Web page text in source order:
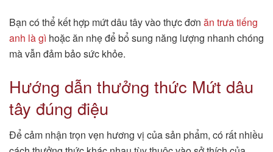
Bạn có thể kết hợp mứt dâu tây vào thực đơn ăn trưa tiếng
anh là gì hoặc ăn nhẹ để bổ sung năng lượng nhanh chóng
mà vẫn đảm bảo sức khỏe.
Hướng dẫn thưởng thức Mứt dâu
tây đúng điệu
Để cảm nhận trọn vẹn hương vị của sản phẩm, có rất nhiều